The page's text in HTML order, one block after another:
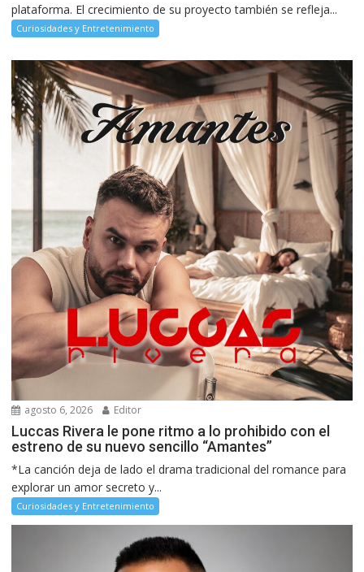
plataforma. El crecimiento de su proyecto también se refleja...
Curiosidades y Entretenimiento
agosto 6, 2026 Editor
Luccas Rivera le pone ritmo a lo prohibido con el
estreno de su nuevo sencillo “Amantes”
*La canción deja de lado el drama tradicional del romance para
explorar un amor secreto y...
Curiosidades y Entretenimiento